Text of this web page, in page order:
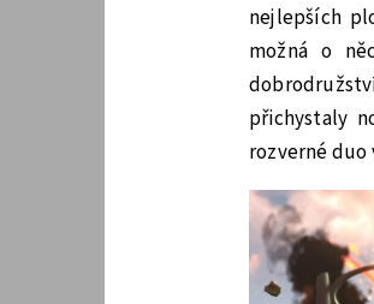
nejlepších
možná o
přichystaly
rozverné duo